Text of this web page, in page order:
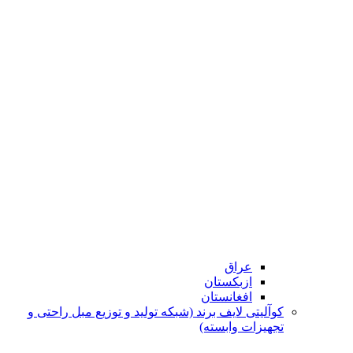
عراق
ازبکستان
افغانستان
کوآلیتی لایف برند (شبکه تولید و توزیع مبل راحتی و
تجهیزات وابسته)